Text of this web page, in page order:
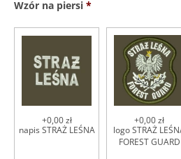
Wzór na piersi *
napis STRAŻ LEŚNA
+0,00 zł
logo STRAŻ
FOREST GUARD
+0,00 zł